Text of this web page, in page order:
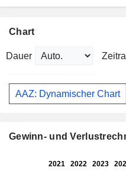
Chart
Dauer
AAZ: Dynamischer Chart
Gewinn- und